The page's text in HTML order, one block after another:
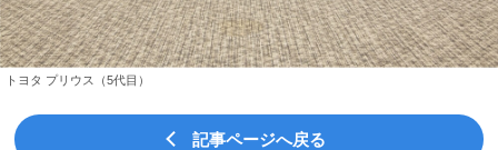
トヨタ プリウス（5代目）
記事ページへ戻る